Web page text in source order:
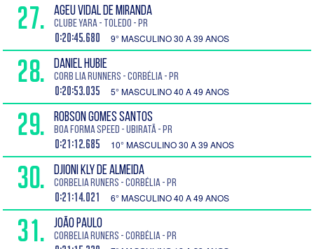
27. AGEU VIDAL DE MIRANDA
Clube yara - Toledo - PR
0:20:45.680 9° MASCULINO 30 A 39 ANOS
28. DANIEL HUBIE
Corb lia Runners - Corbélia - PR
0:20:53.035 5° MASCULINO 40 A 49 ANOS
29. ROBSON GOMES SANTOS
Boa Forma Speed - Ubiratã - PR
0:21:12.685 10° MASCULINO 30 A 39 ANOS
30. DJIONI KLY DE ALMEIDA
Corbelia Runers - Corbélia - PR
0:21:14.021 6° MASCULINO 40 A 49 ANOS
31. JOÃO PAULO
Corbelia Runers - Corbélia - PR